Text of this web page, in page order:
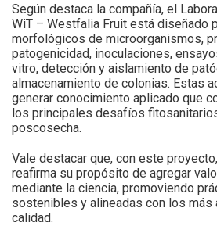
Según destaca la compañía, el
WiT – Westfalia Fruit está diseñado
morfológicos de microorganismos,
patogenicidad, inoculaciones,
vitro, detección y aislamiento de
almacenamiento de colonias. Estas
generar conocimiento aplicado que
los principales desafíos
poscosecha.
Vale destacar que, con este
reafirma su propósito de agregar
mediante la ciencia, promoviendo
sostenibles y alineadas con los más
calidad.